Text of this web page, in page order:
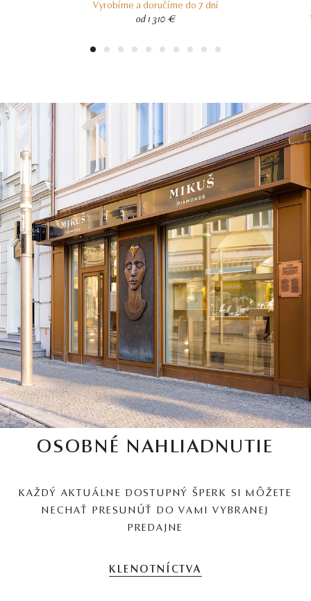
Vyrobíme a doručíme do 7 dní
od 1 310 €
1 2 3 4 5 6 7 8 9 10
OSOBNÉ NAHLIADNUTIE
KAŽDÝ AKTUÁLNE DOSTUPNÝ ŠPERK SI MÔŽETE
NECHAŤ PRESUNÚŤ DO VAMI VYBRANEJ
PREDAJNE
KLENOTNÍCTVA